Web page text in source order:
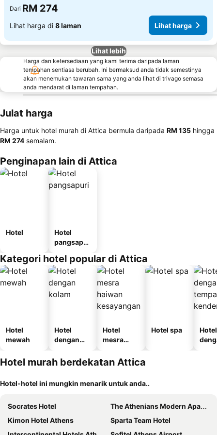
Dari RM 274
Lihat harga di 8 laman Lihat harga
Lihat lebih
Harga dan ketersediaan yang kami terima daripada laman
tempahan sentiasa berubah. Ini bermaksud anda tidak semestinya
akan menemukan tawaran sama yang anda lihat di trivago semasa
anda mendarat di laman tempahan.
Julat harga
Harga untuk hotel murah di Attica bermula daripada ‎RM 135 hingga
‎RM 274 semalam.
Penginapan lain di Attica
Hotel
Hotel
pangsapur
Kategori hotel popular di Attica
Hotel
mewah
Hotel
dengan
Hotel
mesra
kesayanga
n
Hotel spa
Hotel
Hotel murah berdekatan Attica
Hotel-hotel ini mungkin menarik untuk anda..
Socrates Hotel
The Athenians Modern Apartments
Kimon Hotel Athens
Sparta Team Hotel